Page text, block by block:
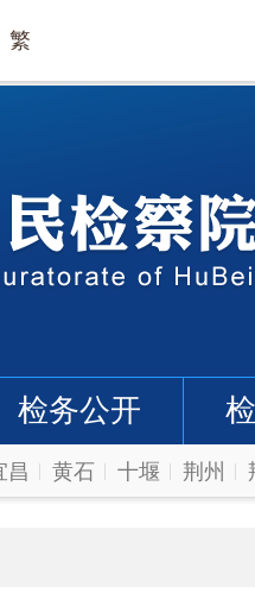
繁
检务公开
昌 黄石 十堰 荆州